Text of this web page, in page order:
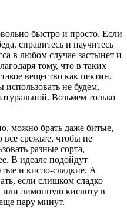
быстро и просто. Если
справитесь и научитесь
в любом случае застынет и
тому, что в таких
вещество как пектин.
не будем,
Возьмем только
можно брать даже битые,
срежьте, чтобы не
разные сорта,
В идеале подойдут
и кисло-сладкие. А
если слишком сладко
или лимонную кислоту в
пару минут.